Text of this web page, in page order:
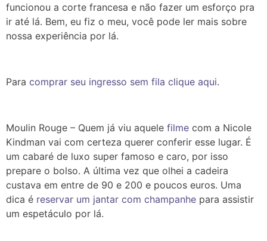
funcionou a corte francesa e não fazer um esforço pra
ir até lá. Bem, eu fiz o meu, você pode ler mais sobre
nossa experiência por lá.
Para comprar seu ingresso sem fila clique aqui.
Moulin Rouge – Quem já viu aquele filme com a Nicole
Kindman vai com certeza querer conferir esse lugar. É
um cabaré de luxo super famoso e caro, por isso
prepare o bolso. A última vez que olhei a cadeira
custava em entre de 90 e 200 e poucos euros. Uma
dica é reservar um jantar com champanhe para assistir
um espetáculo por lá.